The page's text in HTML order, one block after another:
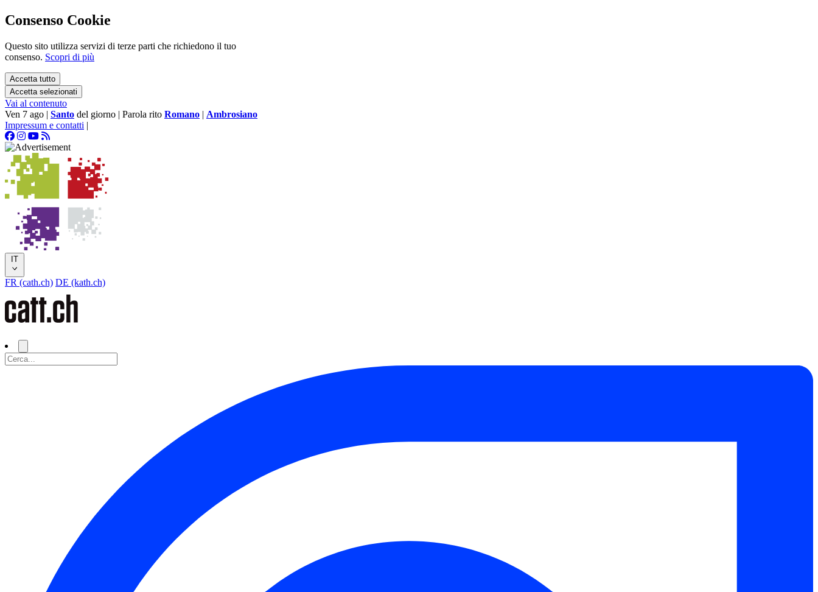
Consenso Cookie
Questo sito utilizza servizi di terze parti che richiedono il tuo
consenso. Scopri di più
Accetta tutto
Accetta selezionati
Vai al contenuto
Ven 7 ago | Santo del giorno | Parola rito Romano | Ambrosiano
Impressum e contatti |
IT
FR (cath.ch) DE (kath.ch)